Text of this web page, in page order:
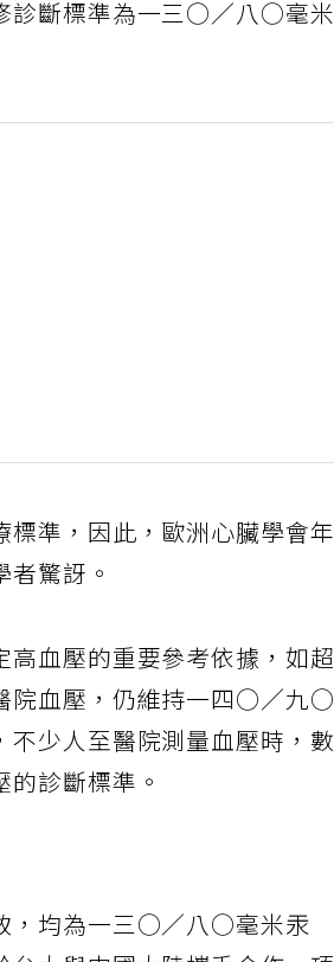
診斷標準為一三○／八○毫米
準，因此，歐洲心臟學會年
驚訝。
血壓的重要參考依據，如超
院血壓，仍維持一四○／九○
少人至醫院測量血壓時，數
診斷標準。
，均為一三○／八○毫米汞